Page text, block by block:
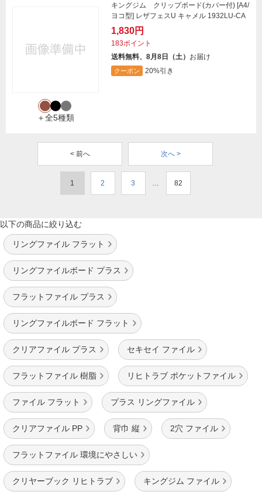
＋全5種類
キングジム クリップボード(カバー付) [A4/
ヨコ型] レザフェスU キャメル 1932LU-CA
1,830円
183ポイント
送料無料、8月8日（土） お届け
クーポン 20%引き
< 前へ 次へ >
1 2 3 … 82
以下の商品に絞り込む
リングファイル フラット
リングファイルボード プラス
フラットファイル プラス
リングファイルボード フラット
クリアファイル プラス セキセイ ファイル
フラットファイル 樹脂 リヒトラブ ポケットファイル
ファイル フラット プラス リングファイル
クリアファイル PP 背巾 縦 2穴 ファイル
フラットファイル 環境にやさしい
クリヤーブック リヒトラブ キングジム ファイル